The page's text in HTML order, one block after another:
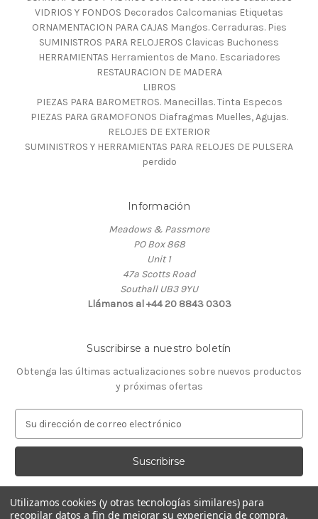
VIDRIOS Y FONDOS Decorados Calcomanias Etiquetas
ORNAMENTACION PARA CAJAS Mangos. Cerraduras. Pies
SUMINISTROS PARA RELOJEROS Clavicas Buchoness
HERRAMIENTAS Herramientos de Mano. Escariadores
RESTAURACION DE MADERA
LIBROS
PIEZAS PARA BAROMETROS. Manecillas. Tinta Especos
PIEZAS PARA GRAMOFONOS Diafragmas Muelles, Agujas.
RELOJES DE EXTERIOR
SUMINISTROS Y HERRAMIENTAS PARA RELOJES DE PULSERA
perdido
Información
Meadows & Passmore
PO Box 868
Unit 1
47a Scotts Road
Southall UB3 9YU
Llámanos al +44 20 8843 0303
Suscribirse a nuestro boletín
Obtenga las últimas actualizaciones sobre nuevos productos
y próximas ofertas
r
c
i
Utilizamos cookies (y otras tecnologías similares) para
recopilar datos a fin de mejorar su experiencia de compra.